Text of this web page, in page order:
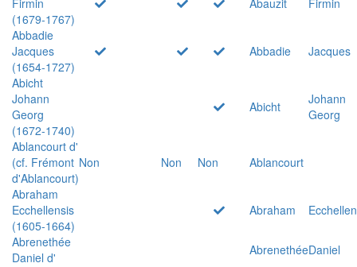
(1679-1767)
Abbadie
Jacques
(1654-1727)
Abbadie
Jacques
Abicht
Johann
Georg
(1672-1740)
Abicht
Johann
Georg
Ablancourt d'
(cf. Frémont
d'Ablancourt)
Non Non Non
Ablancourt
Abraham
Ecchellensis
(1605-1664)
Abraham
Abrenethée
Daniel d'
AbrenethéeDaniel